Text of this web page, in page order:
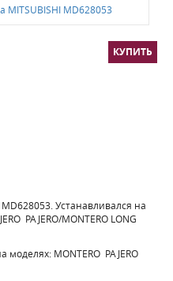
Устанавливался на
PAJERO/MONTERO LONG
моделях: MONTERO PAJERO